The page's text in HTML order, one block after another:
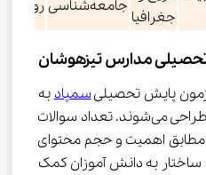
جغرافیا
جامعه‌شناسی
مدارس تیزهوشان
پایش تحصیلی سمپاد به
صورت چهارگزینه‌ای و تستی طراحی می‌شوند. تعداد سوالات
اهمیت و حجم محتوای
می‌گردد. این ساختار به دانش آموزان کمک